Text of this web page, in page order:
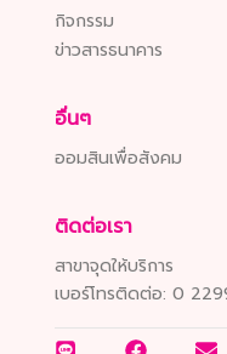
กิจกรรม
ข่าวสารธนาคาร
อื่นๆ
ออมสินเพื่อสังคม
ติดต่อเรา
สาขาจุดให้บริการ
เบอร์โทรติดต่อ: 0